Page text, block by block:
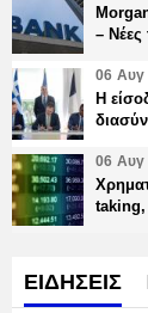
– Νέες
06 Αυγ
Η
06 Αυγ
taking,
ΕΙΔΗΣΕΙΣ